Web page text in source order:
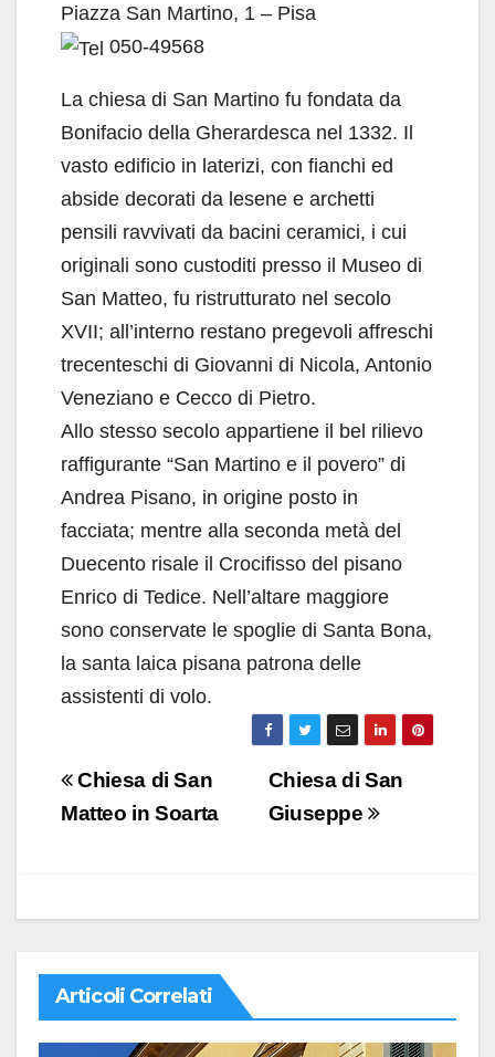
Piazza San Martino, 1 – Pisa
050-49568
La chiesa di San Martino fu fondata da
Bonifacio della Gherardesca nel 1332. Il
vasto edificio in laterizi, con fianchi ed
abside decorati da lesene e archetti
pensili ravvivati da bacini ceramici, i cui
originali sono custoditi presso il Museo di
San Matteo, fu ristrutturato nel secolo
XVII; all’interno restano pregevoli affreschi
trecenteschi di Giovanni di Nicola, Antonio
Veneziano e Cecco di Pietro.
Allo stesso secolo appartiene il bel rilievo
raffigurante “San Martino e il povero” di
Andrea Pisano, in origine posto in
facciata; mentre alla seconda metà del
Duecento risale il Crocifisso del pisano
Enrico di Tedice. Nell’altare maggiore
sono conservate le spoglie di Santa Bona,
la santa laica pisana patrona delle
assistenti di volo.
Navigazione
articoli
Chiesa di San
Giuseppe
Chiesa di San
Matteo in Soarta
Articoli Correlati